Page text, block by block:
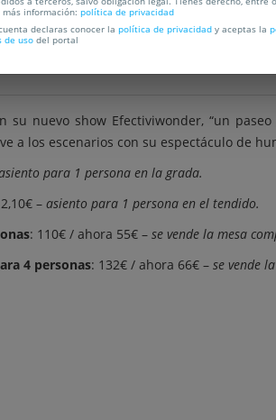
su nuevo show Efectiviwonder, “un
a los escenarios con su espectáculo de
para 1 persona en la grada.
– asiento para 1 persona en el tendido.
: 110€ / ahora 55€ – se vende la mesa
4 personas: 132€ / ahora 66€ – se vende
información: política de privacidad
declaras conocer la política de privacidad y aceptas la
de uso del portal